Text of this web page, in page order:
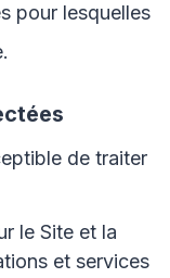
pour lesquelles
de traiter
le Site et la
et services